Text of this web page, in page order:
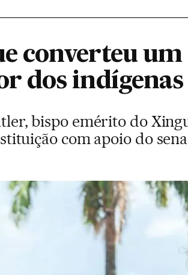
converteu
dos indígenas
bispo emérito do
com apoio do